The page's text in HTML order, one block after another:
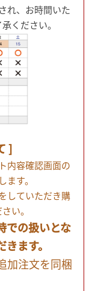
れ、お時間いた
ください。
]
内容確認画面の
す。
していただき購
い。
での扱いとな
ます。
加注文を同梱